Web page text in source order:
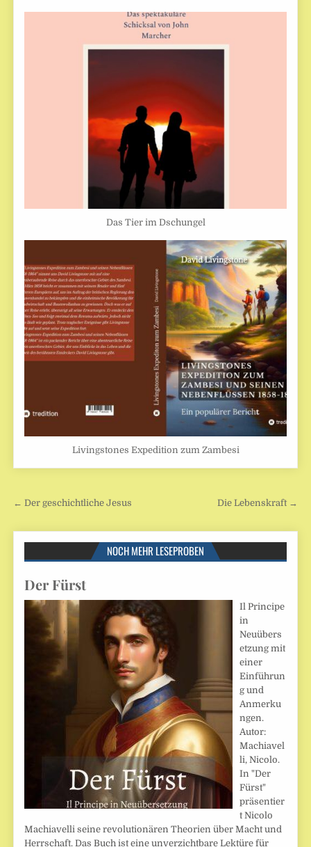
Das Tier im Dschungel
Livingstones Expedition zum Zambesi
Beitragsnavigation
← Der geschichtliche Jesus Die Lebenskraft →
NOCH MEHR LESEPROBEN
Der Fürst
Il Principe
in
Neuübers
etzung mit
einer
Einführun
g und
Anmerku
ngen.
Autor:
Machiavel
li, Nicolo.
In "Der
Fürst"
präsentier
t Nicolo
Machiavelli seine revolutionären Theorien über Macht und
Herrschaft. Das Buch ist eine unverzichtbare Lektüre für